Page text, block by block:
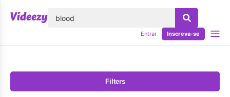
Entrar Inscreva-se
Filters